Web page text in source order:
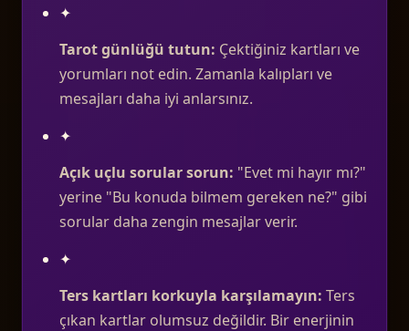
✦
Tarot günlüğü tutun: Çektiğiniz kartları ve
yorumları not edin. Zamanla kalıpları ve
mesajları daha iyi anlarsınız.
✦
Açık uçlu sorular sorun: "Evet mi hayır mı?"
yerine "Bu konuda bilmem gereken ne?" gibi
sorular daha zengin mesajlar verir.
✦
Ters kartları korkuyla karşılamayın: Ters
çıkan kartlar olumsuz değildir. Bir enerjinin